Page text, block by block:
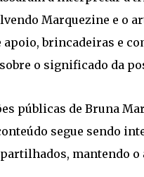
Marquezine e o
apoio, brincadeiras e
o significado da
públicas de Bruna
segue sendo
mantendo o